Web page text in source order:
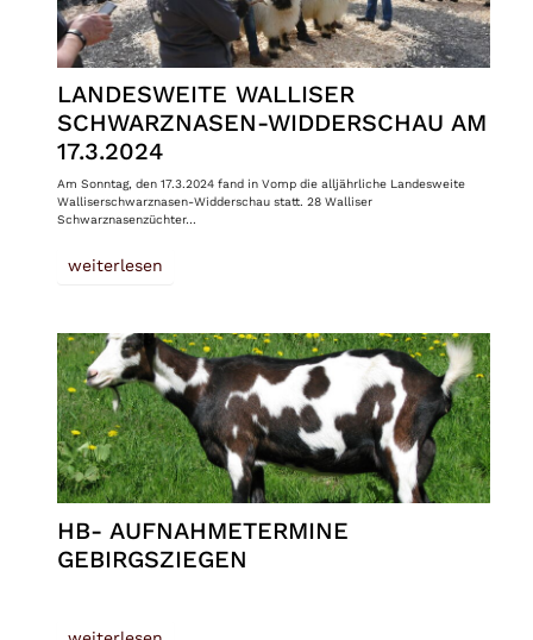
LANDESWEITE WALLISER
SCHWARZNASEN-WIDDERSCHAU AM
17.3.2024
Am Sonntag, den 17.3.2024 fand in Vomp die alljährliche Landesweite
Walliserschwarznasen-Widderschau statt. 28 Walliser
Schwarznasenzüchter…
weiterlesen
HB- AUFNAHMETERMINE
GEBIRGSZIEGEN